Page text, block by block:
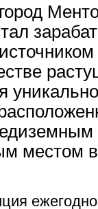
местом